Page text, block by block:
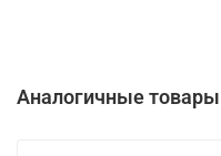
Аналогичные товары